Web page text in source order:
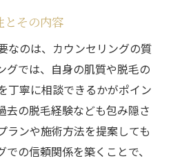
とその内容
なのは、カウンセリングの質
グでは、自身の肌質や脱毛の
丁寧に相談できるかがポイン
去の脱毛経験なども包み隠さ
ランや施術方法を提案しても
の信頼関係を築くことで、